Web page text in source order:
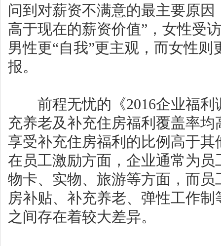
问到对薪资不满意的最主要原
高于现在的薪资价值”，女性受
男性更“自我”更主观，而女性
报。
前程无忧的《2016企业福利
充养老及补充住房福利覆盖率
享受补充住房福利的比例高于
在员工激励方面，企业通常为
物卡、实物、旅游等方面，而
房补贴、补充养老、弹性工作
之间存在着较大差异。